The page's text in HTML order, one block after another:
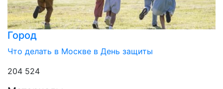
Город
Что делать в Москве в День защиты
204 524